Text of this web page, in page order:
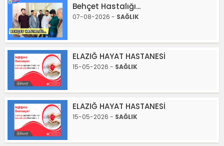
Behçet Hastalığı...
07-08-2026 - SAĞLIK
ELAZIĞ HAYAT HASTANESİ
15-05-2026 - SAĞLIK
ELAZIĞ HAYAT HASTANESİ
15-05-2026 - SAĞLIK